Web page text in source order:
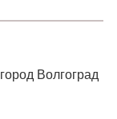
город Волгоград